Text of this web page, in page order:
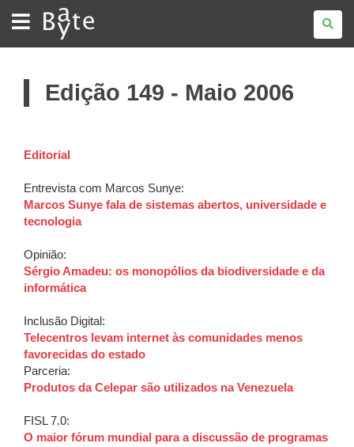
BATE
BYTE
Edição 149 - Maio 2006
Editorial
Entrevista com Marcos Sunye:
Marcos Sunye fala de sistemas abertos, universidade e
tecnologia
Opinião:
Sérgio Amadeu: os monopólios da biodiversidade e da
informática
Inclusão Digital:
Telecentros levam internet às comunidades menos
favorecidas do estado
Parceria:
Produtos da Celepar são utilizados na Venezuela
FISL 7.0:
O maior fórum mundial para a discussão de programas